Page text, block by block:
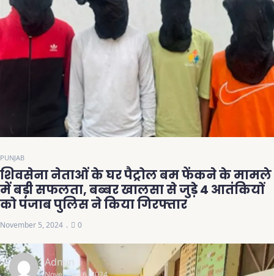
PUNJAB
शिवसेना नेताओं के घर पैट्रोल बम फेंकने के मामले
में बड़ी सफलता, बब्बर खालसा से जुड़े 4 आतंकियों
को पंजाब पुलिस ने किया गिरफ्तार
November 5, 2024 0
Admin